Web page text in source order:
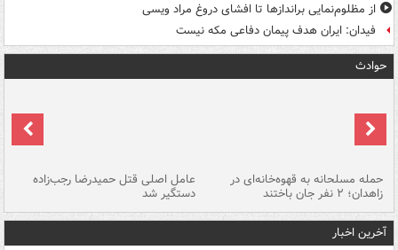
از مظلوم‌نمایی براندازها تا افشای دروغ مراد ویسی
فیدان: ایران هدف پیمان دفاعی مکه نیست
حوادث
حمله مسلحانه به قهوه‌خانه‌ای در
زاهدان؛ ۲ نفر جان باختند
عامل اصلی قتل حمیدرضا رجب‌زاده
دستگیر شد
آخرین اخبار